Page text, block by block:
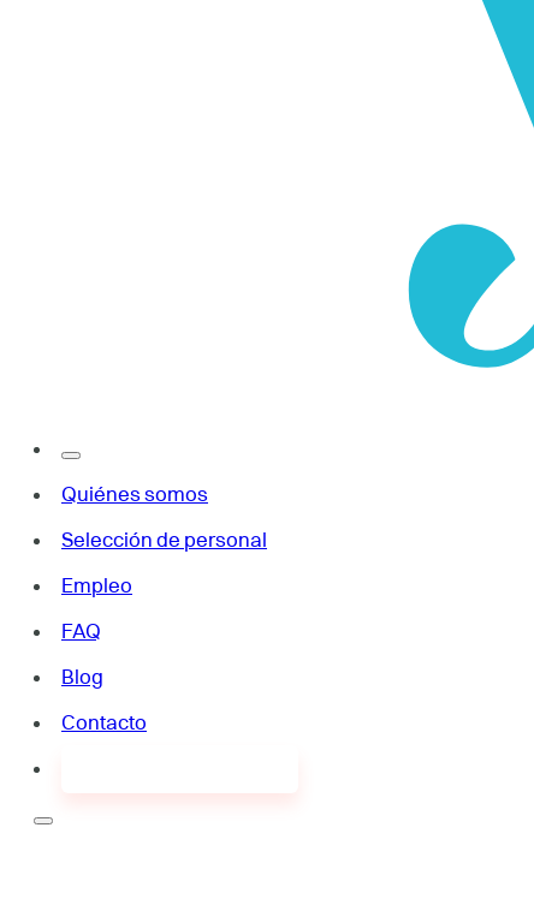
Quiénes somos
Selección de personal
Empleo
FAQ
Blog
Contacto